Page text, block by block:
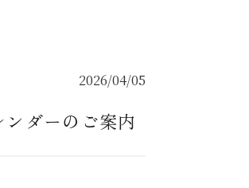
2026/04/05
ダーのご案内